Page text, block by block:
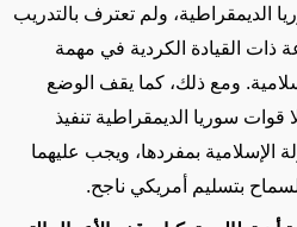
الديمقراطية، ولم تعترف بالتدريب
ذات القيادة الكردية في مهمة
ومع ذلك، كما يقف الوضع
قوات سوريا الديمقراطية تنفيذ
الإسلامية بمفردها، ويجب عليهما
بتسليم أمريكي ناجح.